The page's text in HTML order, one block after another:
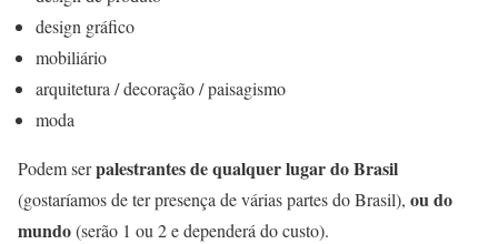
design gráfico
mobiliário
arquitetura / decoração / paisagismo
moda
Podem serpalestrantes de qualquer lugar do Brasil
(gostaríamos de ter presença de várias partes do Brasil), ou do
mundo(serão 1 ou 2 e dependerá do custo).